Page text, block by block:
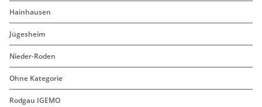
Hainhausen
Jügesheim
Nieder-Roden
Ohne Kategorie
Rodgau IGEMO